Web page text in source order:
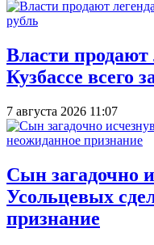
Власти продают
Кузбассе всего
7 августа 2026 11:07
Сын загадочно
Усольцевых
признание